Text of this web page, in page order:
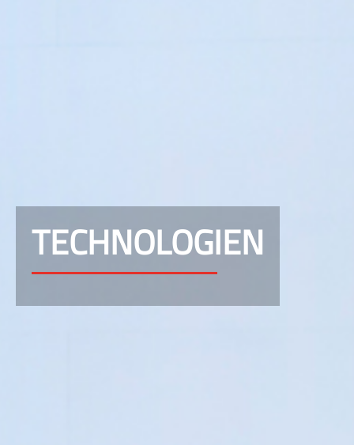
TECHNOLOGIEN